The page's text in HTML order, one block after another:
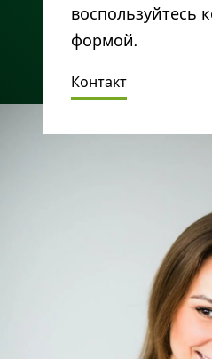
воспользуйтесь
формой.
Контакт